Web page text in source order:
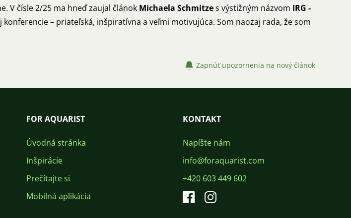
V čísle 2/25 ma hneď zaujal článok Michaela Schmitzes výstižným názvom IRG -
– priateľská, inšpiratívna a veľmi motivujúca. Som naozaj rada, že som
Zapnúť upozornenia na nový článok
FOR AQUARIST
Úvodná stránka
Inšpirácie
Prečítajte si
Mobilná aplikácia
KONTAKT
Napíšte nám
info@foraquarist.com
+420 603 449 602